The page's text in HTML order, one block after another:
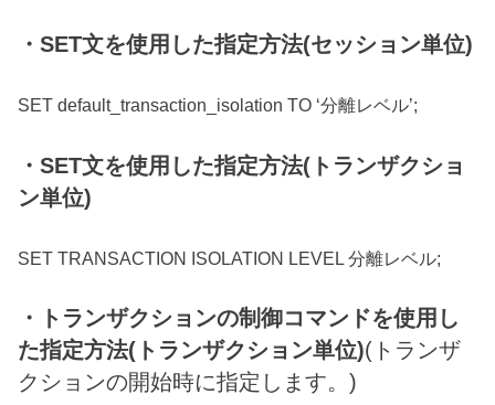
・SET文を使用した指定方法(セッション単位)
SET default_transaction_isolation TO ‘分離レベル’;
・SET文を使用した指定方法(トランザクショ
ン単位)
SET TRANSACTION ISOLATION LEVEL 分離レベル;
・トランザクションの制御コマンドを使用し
た指定方法(トランザクション単位)(トランザ
クションの開始時に指定します。)